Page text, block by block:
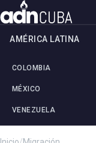
AMÉRICA LATINA
COLOMBIA
MÉXICO
VENEZUELA